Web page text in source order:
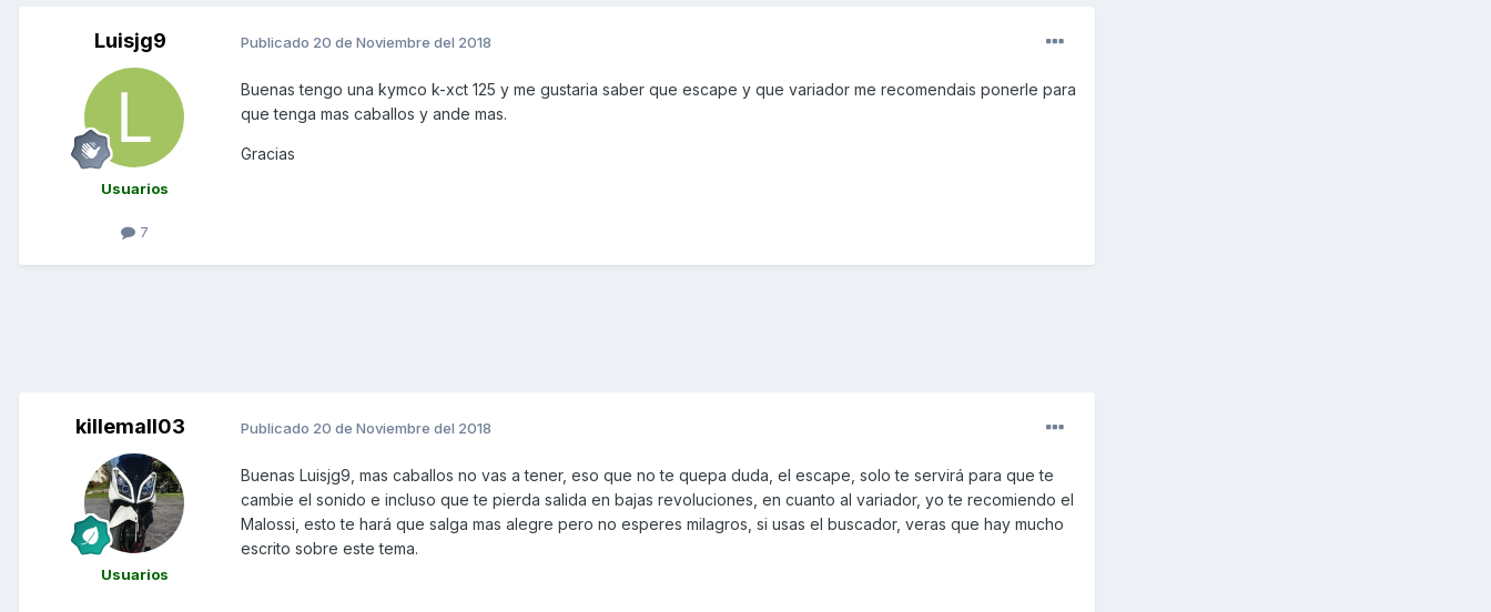
Luisjg9
Usuarios
7
Publicado 20 de Noviembre del 2018
Buenas tengo una kymco k-xct 125 y me gustaria saber que escape y que variador me recomendais ponerle para
que tenga mas caballos y ande mas.
Gracias
killemall03
Usuarios
Publicado 20 de Noviembre del 2018
Buenas Luisjg9, mas caballos no vas a tener, eso que no te quepa duda, el escape, solo te servirá para que te
cambie el sonido e incluso que te pierda salida en bajas revoluciones, en cuanto al variador, yo te recomiendo el
Malossi, esto te hará que salga mas alegre pero no esperes milagros, si usas el buscador, veras que hay mucho
escrito sobre este tema.